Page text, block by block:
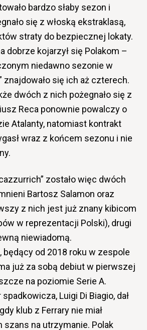
bardzo słaby sezon i
się z włoską ekstraklasą,
straty do bezpiecznej lokaty.
dobrze kojarzył się Polakom –
niedawno sezonie w
znajdowało się ich aż czterech.
dwóch z nich pożegnało się z
Reca ponownie powalczy o
Atalanty, natomiast kontrakt
wraz z końcem sezonu i nie
zostało więc dwóch
Bartosz Salamon oraz
z nich jest już znany kibicom
w reprezentacji Polski), drugi
niewiadomą.
będący od 2018 roku w zespole
już za sobą debiut w pierwszej
na poziomie Serie A.
Luigi Di Biagio, dał
klub z Ferrary nie miał
na utrzymanie. Polak